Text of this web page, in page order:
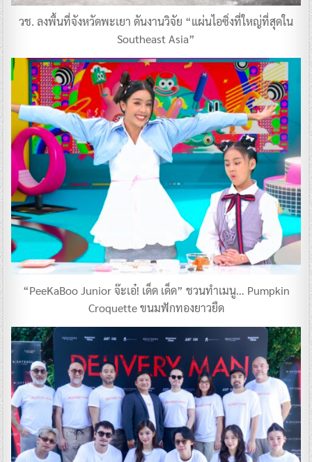
วช. ลงพื้นที่จังหวัดพะเยา ดันงานวิจัย “แผ่นไอซิ่งที่ใหญ่ที่สุดใน
Southeast Asia”
“PeeKaBoo Junior จ๊ะเอ๋! เด็ด เด็ด” ชวนทำเมนู… Pumpkin
Croquette ขนมฟักทองยาวยืด